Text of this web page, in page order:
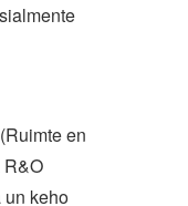
en
R&O
un keho